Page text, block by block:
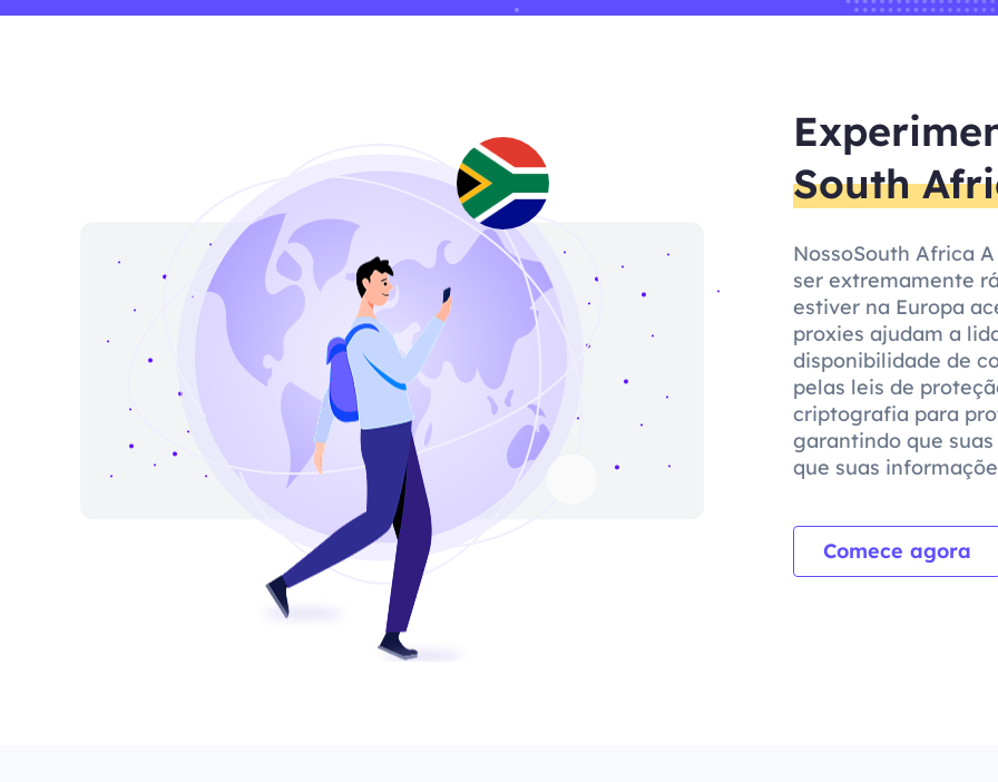
South
NossoSouth Africa
ser extremamente
estiver na Europa
proxies ajudam a
disponibilidade de
pelas leis de
criptografia para
garantindo que
que suas
Comece agora